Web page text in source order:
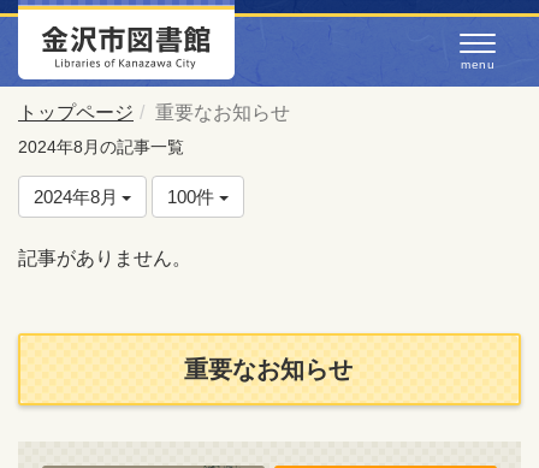
トップページ 重要なお知らせ
2024年8月の記事一覧
2024年8月 100件
記事がありません。
重要なお知らせ